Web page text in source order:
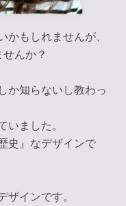
もしれませんが、
んか？
か知らないし教わっ
ました。
史』なデザインで
インです。